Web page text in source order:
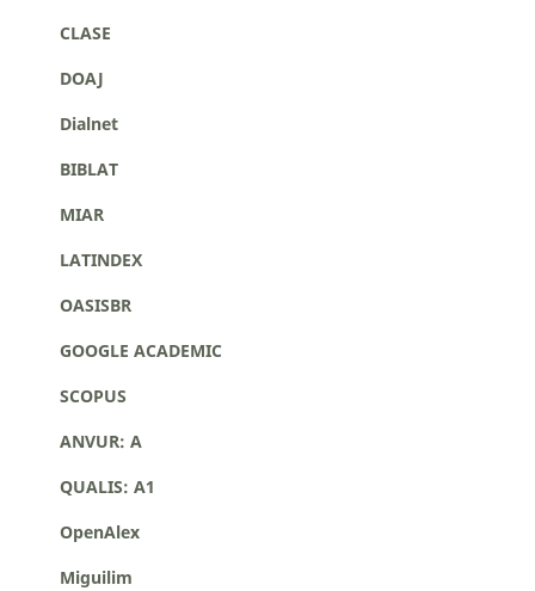
CLASE
DOAJ
Dialnet
BIBLAT
MIAR
LATINDEX
OASISBR
GOOGLE ACADEMIC
SCOPUS
ANVUR: A
QUALIS: A1
OpenAlex
Miguilim